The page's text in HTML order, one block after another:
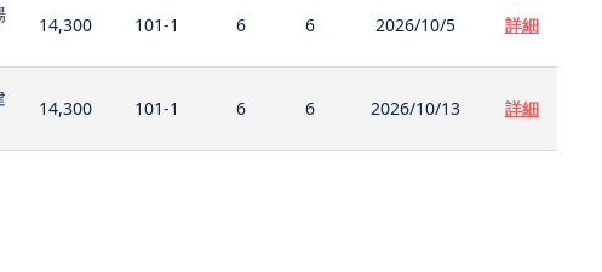
14,300 101-1 6 6 2026/10/5 詳細
14,300 101-1 6 6 2026/10/13 詳細